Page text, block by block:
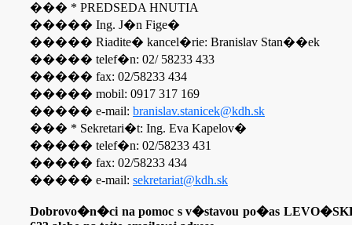
��� * PREDSEDA HNUTIA
����� Ing. J�n Fige�
����� Riadite� kancel�rie: Branislav Stan��ek
����� telef�n: 02/ 58233 433
����� fax: 02/58233 434
����� mobil: 0917 317 169
����� e-mail: branislav.stanicek@kdh.sk
��� * Sekretari�t: Ing. Eva Kapelov�
����� telef�n: 02/58233 431
����� fax: 02/58233 434
����� e-mail: sekretariat@kdh.sk
Dobrovo�n�ci na pomoc s v�stavou po�as